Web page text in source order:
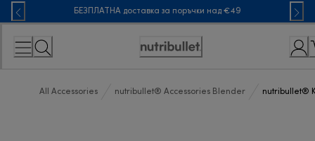
Skip
to
Content
БЕЗПЛАТНА доставка за поръчки над €49
Accessibility
All Accessories nutribullet® Accessories Blender nutribullet®